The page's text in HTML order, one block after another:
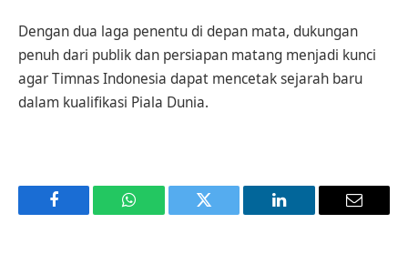
Dengan dua laga penentu di depan mata, dukungan
penuh dari publik dan persiapan matang menjadi kunci
agar Timnas Indonesia dapat mencetak sejarah baru
dalam kualifikasi Piala Dunia.
Facebook WhatsApp Twitter LinkedIn Email